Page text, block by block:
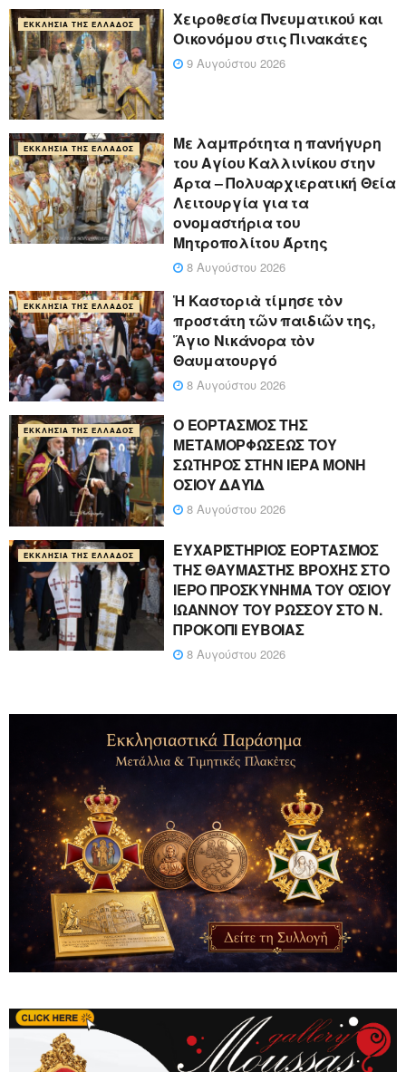
ΕΚΚΛΗΣΊΑ ΤΗΣ ΕΛΛΆΔΟΣ
Χειροθεσία Πνευματικού και
Οικονόμου στις Πινακάτες
9 Αυγούστου 2026
ΕΚΚΛΗΣΊΑ ΤΗΣ ΕΛΛΆΔΟΣ
Με λαμπρότητα η πανήγυρη
του Αγίου Καλλινίκου στην
Άρτα – Πολυαρχιερατική Θεία
Λειτουργία για τα
ονομαστήρια του
Μητροπολίτου Άρτης
8 Αυγούστου 2026
ΕΚΚΛΗΣΊΑ ΤΗΣ ΕΛΛΆΔΟΣ
Ἡ Καστοριὰ τίμησε τὸν
προστάτη τῶν παιδιῶν της,
Ἅγιο Νικάνορα τὸν
Θαυματουργό
8 Αυγούστου 2026
ΕΚΚΛΗΣΊΑ ΤΗΣ ΕΛΛΆΔΟΣ
Ο ΕΟΡΤΑΣΜΟΣ ΤΗΣ
ΜΕΤΑΜΟΡΦΩΣΕΩΣ ΤΟΥ
ΣΩΤΗΡΟΣ ΣΤΗΝ ΙΕΡΑ ΜΟΝΗ
ΟΣΙΟΥ ΔΑΥΪΔ
8 Αυγούστου 2026
ΕΚΚΛΗΣΊΑ ΤΗΣ ΕΛΛΆΔΟΣ
ΕΥΧΑΡΙΣΤΗΡΙΟΣ ΕΟΡΤΑΣΜΟΣ
ΤΗΣ ΘΑΥΜΑΣΤΗΣ ΒΡΟΧΗΣ ΣΤΟ
ΙΕΡΟ ΠΡΟΣΚΥΝΗΜΑ ΤΟΥ ΟΣΙΟΥ
ΙΩΑΝΝΟΥ ΤΟΥ ΡΩΣΣΟΥ ΣΤΟ Ν.
ΠΡΟΚΟΠΙ ΕΥΒΟΙΑΣ
8 Αυγούστου 2026